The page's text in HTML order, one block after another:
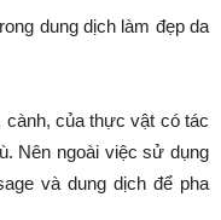
dung dịch làm đẹp da
cành, của thực vật có tác
Nên ngoài việc sử dụng
và dung dịch để pha